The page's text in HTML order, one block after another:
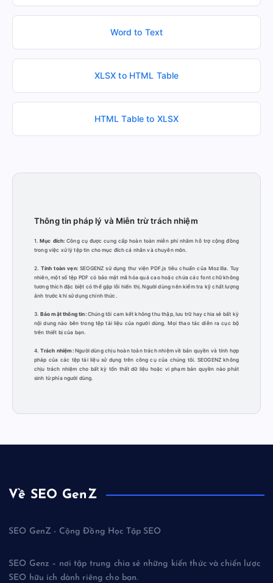
Word to Text
XLSX to HTML Table
HTML Table to XLSX
Thông tin pháp lý và Miễn trừ trách nhiệm
1.Mục đích: Công cụ được cung cấp hoàn toàn miễn phí nhằm hỗ trợ cộng đồng
trong việc xử lý tệp tin cho mục đích cá nhân và chuyên môn.
2. Tính toàn vẹn:SEOGENZ sử dụng thư viện PDF.js tiêu chuẩn của Mozilla. Tuy
nhiên, một số tệp PDF có bảo mật mã hóa quá cao hoặc chứa các font chữ không
tương thích đặc biệt có thể gặp lỗi hiển thị. Người dùng nên kiểm tra kỹ chất lượng
ảnh trước khi sử dụng chính thức.
3. Bảo mật thông tin:Chúng tôi cam kết không thu thập, lưu trữ hay chia sẻ bất kỳ
nội dung nào bên trong tệp tài liệu của người dùng. Mọi thao tác diễn ra cục bộ
trên thiết bị của bạn.
4. Trách nhiệm:Người dùng chịu hoàn toàn trách nhiệm về bản quyền và tính hợp
pháp của các tệp tài liệu sử dụng trên công cụ của chúng tôi. SEOGENZ không
chịu trách nhiệm cho bất kỳ tổn thất dữ liệu hoặc vi phạm bản quyền nào phát
sinh từ phía người dùng.
Về SEO GenZ
SEO GenZ - Cộng Đồng Học Tập SEO
SEO Genz – nơi tập trung chia sẻ những kiến thức và chiến lược
SEO hữu ích dành riêng cho bạn.